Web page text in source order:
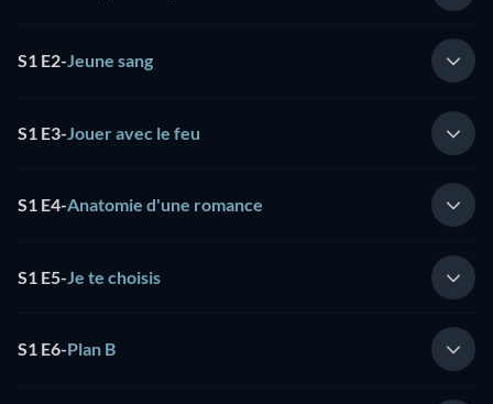
S1 E2-Jeune sang
S1 E3- Jouer avec le feu
S1 E4-Anatomie d'une romance
S1 E5-Je te choisis
S1 E6-Plan B